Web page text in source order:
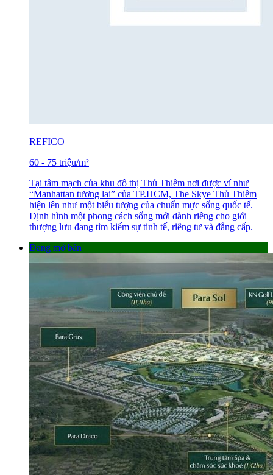
REFICO
60 - 75 triệu/m²
Tại tâm mạch của khu đô thị Thủ Thiêm nơi được ví như
“Manhattan tương lai” của TP.HCM, The Skye Thủ Thiêm
hiện lên như một biểu tượng của chuẩn mực sống quốc tế.
Định hình một phong cách sống mới dành riêng cho giới
thượng lưu đang tìm kiếm sự tinh tế, riêng tư và đẳng cấp.
Đang mở bán